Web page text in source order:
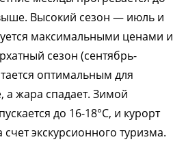
Высокий сезон — июль и
максимальными ценами и
сезон (сентябрь-
оптимальным для
а жара спадает. Зимой
до 16-18°C, и курорт
экскурсионного туризма.